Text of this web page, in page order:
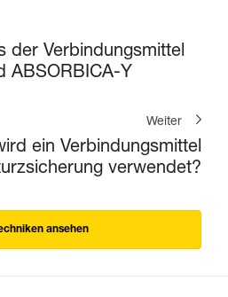
der Verbindungsmittel
ABSORBICA-Y
Weiter
ein Verbindungsmittel
verwendet?
ansehen